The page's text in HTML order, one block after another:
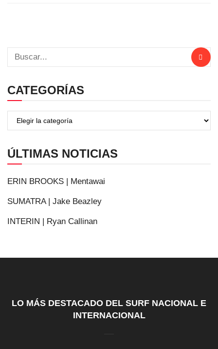
CATEGORÍAS
ÚLTIMAS NOTICIAS
ERIN BROOKS | Mentawai
SUMATRA | Jake Beazley
INTERIN | Ryan Callinan
LO MÁS DESTACADO DEL SURF NACIONAL E
INTERNACIONAL